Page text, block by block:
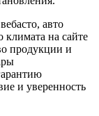
авто
климата на сайте
продукции и
и уверенность